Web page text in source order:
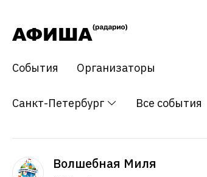
События Организаторы
Санкт-Петербург Все события
Волшебная Миля